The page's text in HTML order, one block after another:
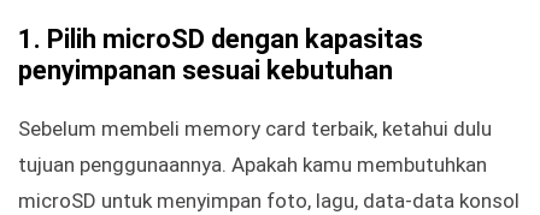
1. Pilih microSD dengan kapasitas
penyimpanan sesuai kebutuhan
Sebelum membeli memory card terbaik, ketahui dulu
tujuan penggunaannya. Apakah kamu membutuhkan
microSD untuk menyimpan foto, lagu, data-data konsol